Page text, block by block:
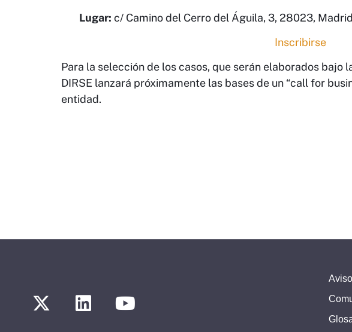
Lugar: c/ Camino del Cerro del Águila, 3, 28023,
Inscribirse
Para la selección de los casos, que serán elaborados bajo
DIRSE lanzará próximamente las bases de un “call for
entidad.